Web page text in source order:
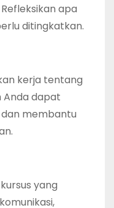
apa
ditingkatkan.
kerja tentang
dapat
membantu
yang